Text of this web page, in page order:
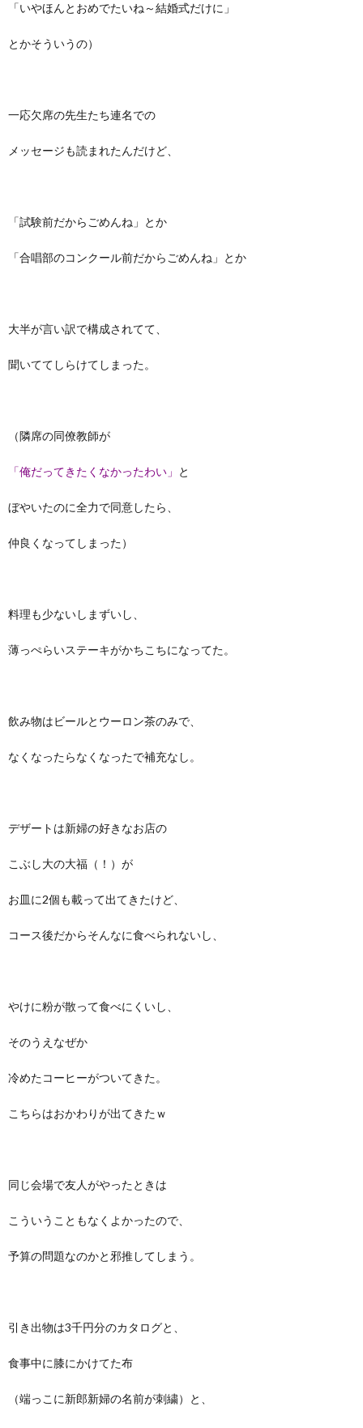
「いやほんとおめでたいね～結婚式だけに」
とかそういうの）
一応欠席の先生たち連名での
メッセージも読まれたんだけど、
「試験前だからごめんね」とか
「合唱部のコンクール前だからごめんね」とか
大半が言い訳で構成されてて、
聞いててしらけてしまった。
（隣席の同僚教師が
「俺だってきたくなかったわい」 と
ぼやいたのに全力で同意したら、
仲良くなってしまった）
料理も少ないしまずいし、
薄っぺらいステーキがかちこちになってた。
飲み物はビールとウーロン茶のみで、
なくなったらなくなったで補充なし。
デザートは新婦の好きなお店の
こぶし大の大福（！）が
お皿に2個も載って出てきたけど、
コース後だからそんなに食べられないし、
やけに粉が散って食べにくいし、
そのうえなぜか
冷めたコーヒーがついてきた。
こちらはおかわりが出てきたｗ
同じ会場で友人がやったときは
こういうこともなくよかったので、
予算の問題なのかと邪推してしまう。
引き出物は3千円分のカタログと、
食事中に膝にかけてた布
（端っこに新郎新婦の名前が刺繍）と、